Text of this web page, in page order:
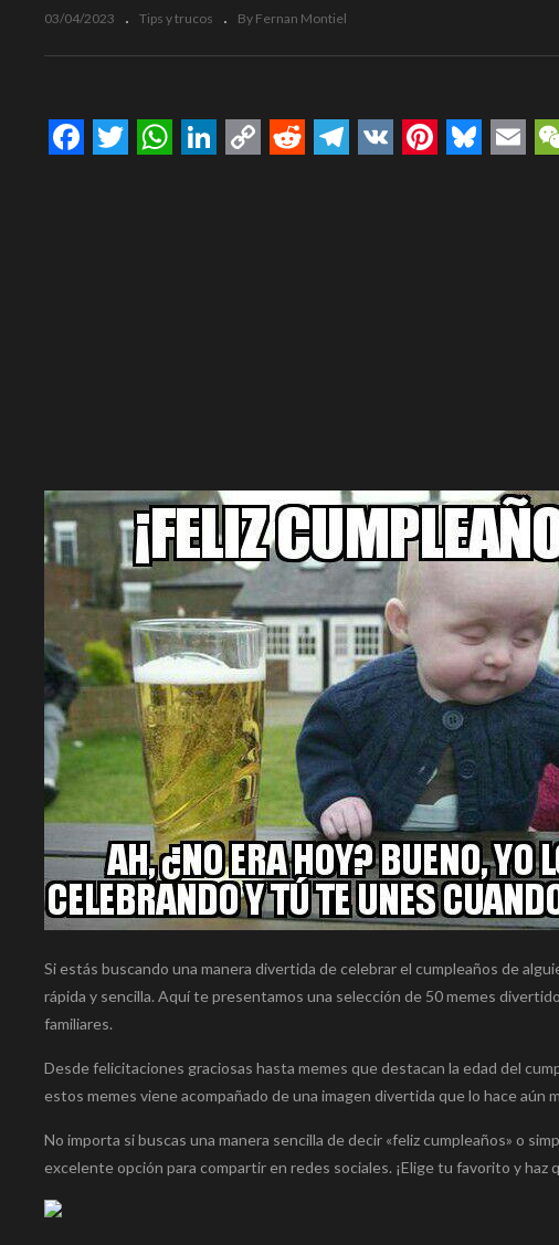
03/04/2023 Tips y trucos By Fernan Montiel
Si estás buscando una manera divertida de celebrar el cumpleaños de
rápida y sencilla. Aquí te presentamos una selección de 50 memes
familiares.
Desde felicitaciones graciosas hasta memes que destacan la edad del
estos memes viene acompañado de una imagen divertida que lo hace
No importa si buscas una manera sencilla de decir «feliz cumpleaños» o
excelente opción para compartir en redes sociales. ¡Elige tu favorito y haz